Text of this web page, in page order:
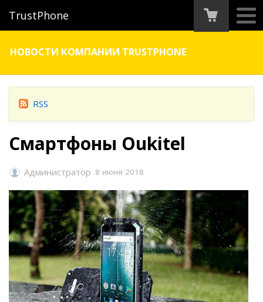
TrustPhone
НОВОСТИ КОМПАНИИ TRUSTPHONE
RSS
Смартфоны Oukitel
Администратор 8 июня 2018